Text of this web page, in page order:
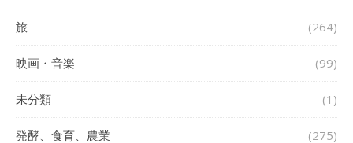
旅 (264)
映画・音楽 (99)
未分類 (1)
発酵、食育、農業 (275)